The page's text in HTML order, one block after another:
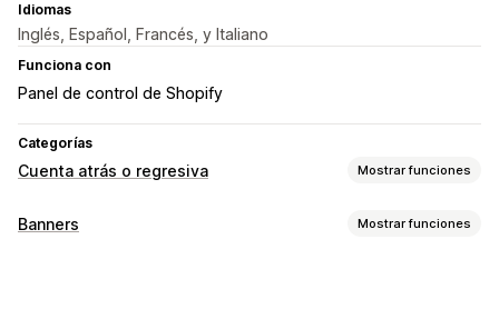
Idiomas
Inglés, Español, Francés, y Italiano
Funciona con
Panel de control de Shopify
Categorías
Cuenta atrás o regresiva Mostrar funciones
Opciones de muestra
Banners Mostrar funciones